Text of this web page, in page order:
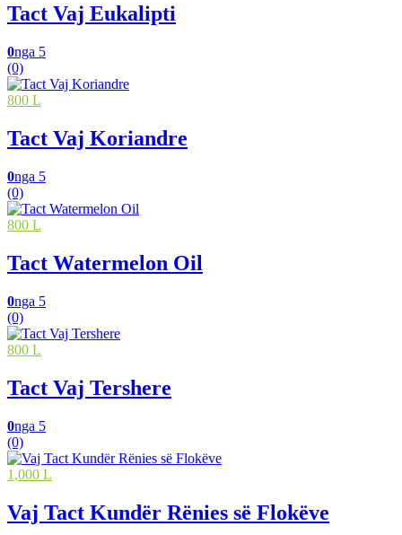
Tact Vaj Eukalipti
0nga 5
(0)
800 L
Tact Vaj Koriandre
0nga 5
(0)
800 L
Tact Watermelon Oil
0nga 5
(0)
800 L
Tact Vaj Tershere
0nga 5
(0)
1,000 L
Vaj Tact Kundër Rënies së Flokëve